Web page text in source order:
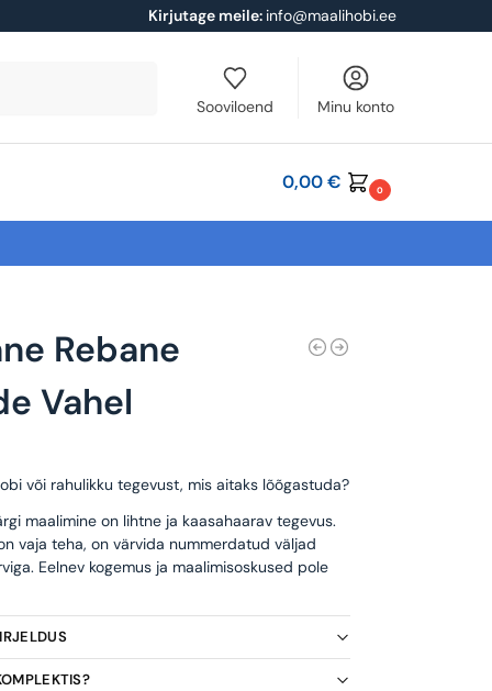
Kirjutage meile: info@maalihobi.ee
Sooviloend Minu konto
0,00€ 0
Rebane
Vahel
või rahulikku tegevust, mis aitaks lõõgastuda?
maalimine on lihtne ja kaasahaarav tegevus.
vaja teha, on värvida nummerdatud väljad
Eelnev kogemus ja maalimisoskused pole